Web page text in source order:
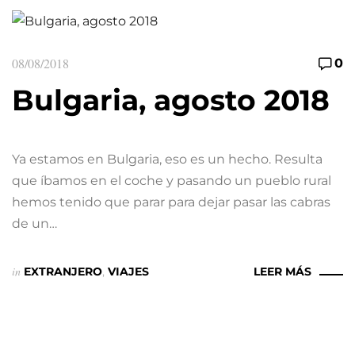
08/08/2018 0
Bulgaria, agosto 2018
Ya estamos en Bulgaria, eso es un hecho. Resulta
que íbamos en el coche y pasando un pueblo rural
hemos tenido que parar para dejar pasar las cabras
de un…
in EXTRANJERO, VIAJES LEER MÁS